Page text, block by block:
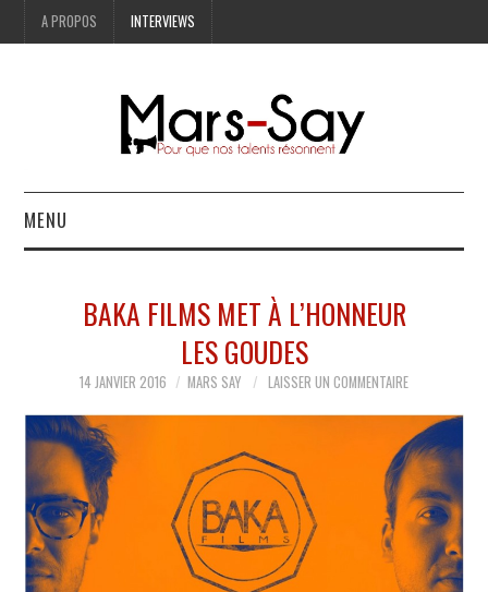
A PROPOS INTERVIEWS
MENU
MODE
LIFESTYLE
ART
HIGH-TECH
IDÉES SORTIES
BAKA FILMS MET À L’HONNEUR
LES GOUDES
14 JANVIER 2016 MARS SAY LAISSER UN COMMENTAIRE